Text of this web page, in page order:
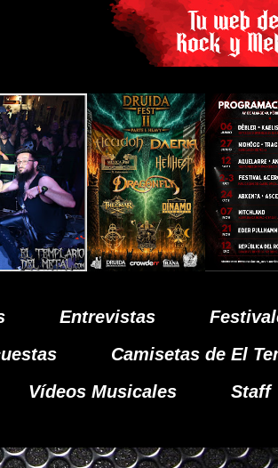
Entrevistas
Camisetas de El
Vídeos Musicales Staff